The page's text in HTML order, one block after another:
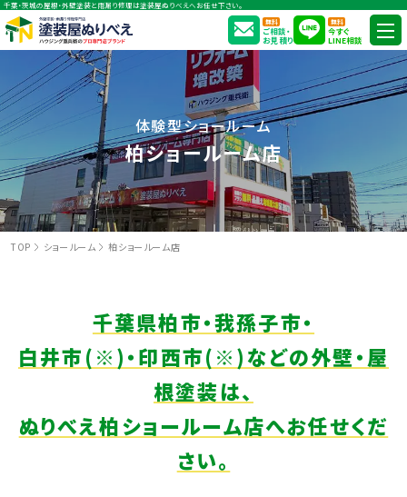
千葉・茨城の屋根・外壁塗装と雨漏り修理は塗装屋ぬりべえへお任せ下さい。
無料
ご相談・
お見積り
無料
今すぐ
LINE相談
体験型ショールーム
柏ショールーム店
TOP ショールーム 柏ショールーム店
千葉県柏市・我孫子市・
白井市(※)・印西市(※)などの外壁・屋
根塗装は、
ぬりべえ柏ショールーム店へお任せくだ
さい。